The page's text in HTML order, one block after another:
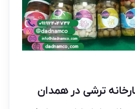
ترشی در همدان